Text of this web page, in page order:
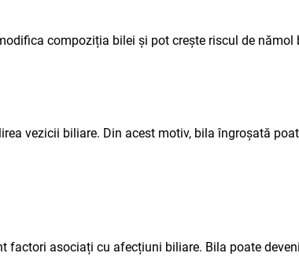
compoziția bilei și pot crește riscul de nămol
vezicii biliare. Din acest motiv, bila îngroșată
factori asociați cu afecțiuni biliare. Bila poate